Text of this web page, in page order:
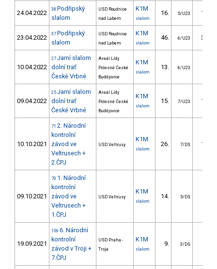
24.04.2022 38 Podřipský
slalom
USD Roudnice
nad Labem
K1M
slalom
16. 5/U23 11.71
23.04.2022 37 Podřipský
slalom
USD Roudnice
nad Labem
K1M
slalom
46. 6/U23 32.26
10.04.2022
27 Jarní slalom
dolní trať
České Vrbné
Areál Lídy
Polesné České
Budějovice
K1M
slalom
13. 6/U23
09.04.2022
25 Jarní slalom
dolní trať
České Vrbné
Areál Lídy
Polesné České
Budějovice
K1M
slalom
15. 7/U23 12.56
10.10.2021
71 2. Národní
kontrolní
závod ve
Veltrusech +
2.ČPJ
USD Veltrusy
K1M
slalom
26. 7/DS 10.46
09.10.2021
70 1. Národní
kontrolní
závod ve
Veltrusech +
1.ČPJ
USD Veltrusy
K1M
slalom
14. 5/DS
19.09.2021
136 6. Národní
kontrolní
závod v Troji +
7.ČPJ
USD Praha -
Troja
K1M
slalom
9. 3/DS